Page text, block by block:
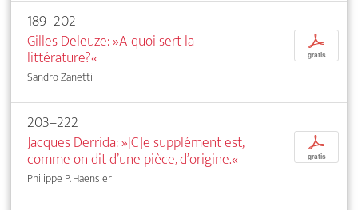
189–202
Gilles Deleuze: »A quoi sert la
littérature?«
Sandro Zanetti
p
gratis
203–222
Jacques Derrida: »[C]e supplément est,
comme on dit d’une pièce, d’origine.«
Philippe P. Haensler
p
gratis